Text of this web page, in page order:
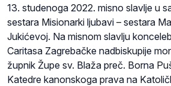
13. studenoga 2022. misno slavlje u
sestara Misionarki ljubavi – sestara
Jukićevoj. Na misnom slavlju
Caritasa Zagrebačke nadbiskupije
župnik Župe sv. Blaža preč. Borna
Katedre kanonskoga prava na